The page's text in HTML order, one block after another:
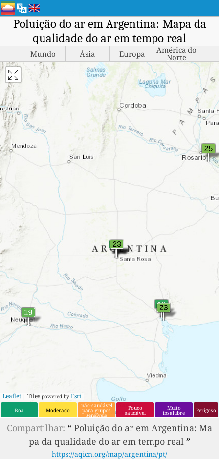
Poluição do ar em Argentina: Mapa da
qualidade do ar em tempo real
Mundo Ásia Europa América do
Norte
Leaflet | Tiles powered by Esri
Boa Moderado
não-saudável
para grupos
sensíveis
Pouco
saudável
Muito
insalubre Perigoso
Compartilhar: “ Poluição do ar em Argentina: Ma
pa da qualidade do ar em tempo real ”
https://aqicn.org/map/argentina/pt/